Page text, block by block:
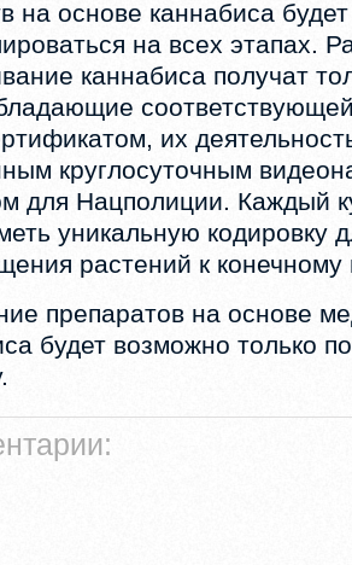
на основе каннабиса будет
на всех этапах.
каннабиса получат
их
круглосуточным
для Нацполиции. Каждый
уникальную кодировку
растений к конечному
препаратов на основе
будет возможно только